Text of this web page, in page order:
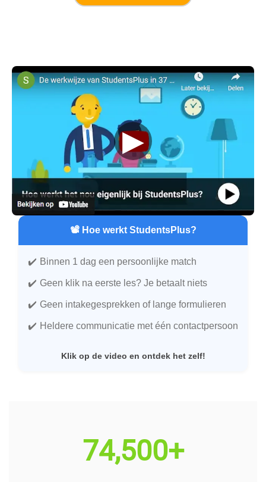
▶
📽️ Hoe werkt StudentsPlus?
Binnen 1 dag een persoonlijke match
Geen klik na eerste les? Je betaalt niets
Geen intakegesprekken of lange formulieren
Heldere communicatie met één contactpersoon
Klik op de video en ontdek het zelf!
74,500+